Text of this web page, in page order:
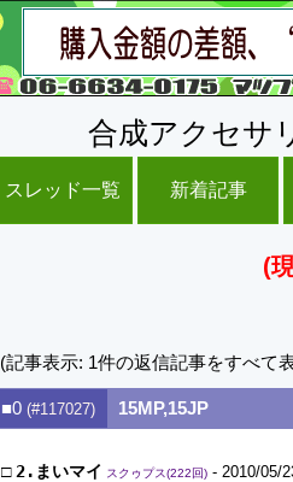
合成アクセサ
スレッド一覧 新着記事
(
(記事表示: 1件の返信記事をすべて
■0 (#117027) 15MP,15JP
□ 2.まいマイ スクゥプス(222回) - 2010/05/